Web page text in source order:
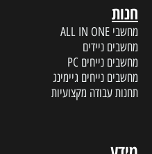
חנות
מחשבי ALL IN ONE
מחשבים ניידים
מחשבים נייחים PC
מחשבים נייחים גיימינג
תחנות עבודה מקצועיות